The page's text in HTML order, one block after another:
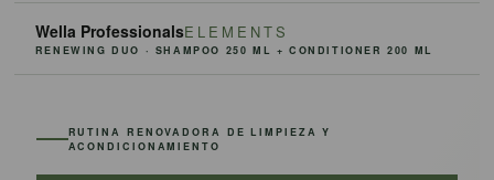
Wella ProfessionalsELEMENTS
RENEWING DUO · SHAMPOO 250 ML + CONDITIONER 200 ML
RUTINA RENOVADORA DE LIMPIEZA Y
ACONDICIONAMIENTO